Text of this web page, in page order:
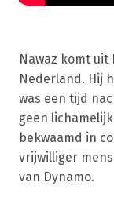
Nawaz komt uit
Nederland. Hij
was een tijd
geen
bekwaamd in
vrijwilliger
van Dynamo.